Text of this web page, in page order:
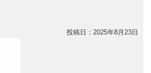
投稿日：2025年8月23日